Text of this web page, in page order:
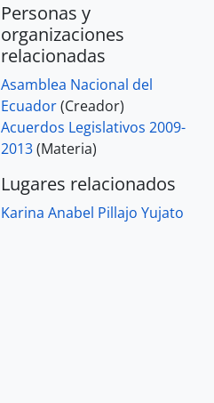
Personas y
organizaciones
relacionadas
Asamblea Nacional del
Ecuador(Creador)
Acuerdos Legislativos 2009-
2013(Materia)
Lugares relacionados
Karina Anabel Pillajo Yujato